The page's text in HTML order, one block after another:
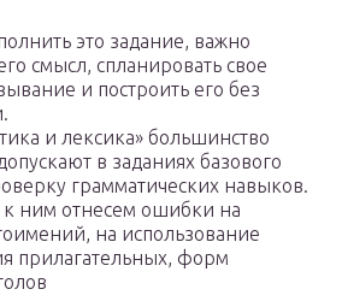
это задание, важно
смысл, спланировать свое
и построить его без
и лексика» большинство
в заданиях базового
грамматических навыков.
ним отнесем ошибки на
на использование
прилагательных, форм